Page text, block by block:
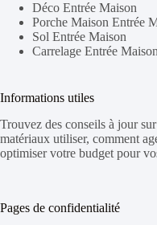
Déco Entrée Maison
Porche Maison Entrée
Sol Entrée Maison
Carrelage Entrée
Informations utiles
Trouvez des conseils à jour
matériaux utiliser, comment
optimiser votre budget pour
Pages de confidentialité